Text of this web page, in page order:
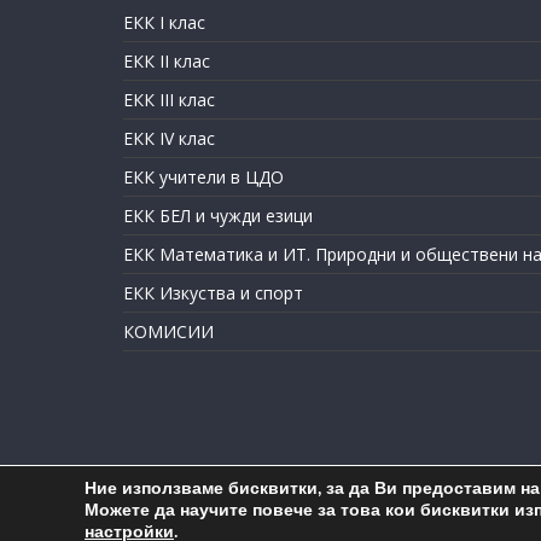
ЕКК I клас
ЕКК II клас
ЕКК III клас
ЕКК IV клас
ЕКК учители в ЦДО
ЕКК БЕЛ и чужди езици
ЕКК Математика и ИТ. Природни и обществени
ЕКК Изкуства и спорт
КОМИСИИ
Ние използваме бисквитки, за да Ви предоставим
Можете да научите повече за това кои бисквитки
настройки.